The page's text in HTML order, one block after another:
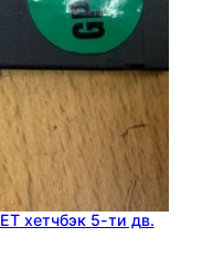
хетчбэк 5-ти дв.